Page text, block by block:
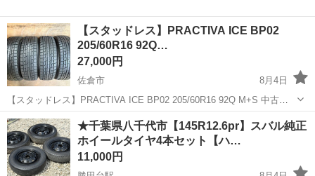
【スタッドレス】PRACTIVA ICE BP02
205/60R16 92Q…
27,000円
佐倉市
8月4日
【スタッドレス】PRACTIVA ICE BP02 205/60R16 92Q M+S 中古タ
イヤ4本セット 取りに来ていただける方歓迎です！ ※注意事項を必ず
ご確認いただき、ご理解いただける方のみお問い合わせ、...
千葉 佐倉市 タイヤ、ホイール
★千葉県八千代市【145R12.6pr】スバル純正
ホイールタイヤ4本セット【ハ…
11,000円